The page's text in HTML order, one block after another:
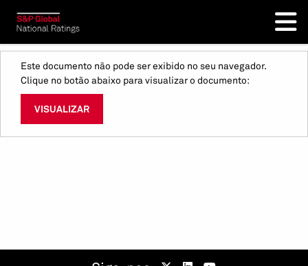
Este documento não pode ser exibido no seu navegador.
Clique no botão abaixo para visualizar o documento:
VISUALIZAR